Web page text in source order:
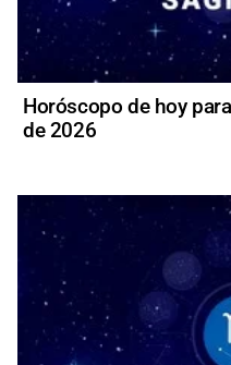
Horóscopo de hoy
de 2026